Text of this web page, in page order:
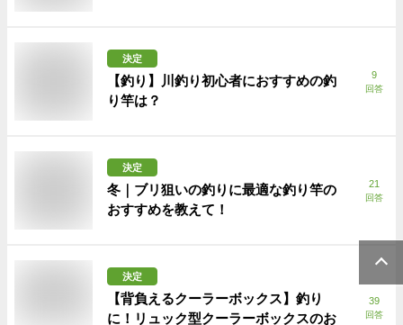
決定
【釣り】川釣り初心者におすすめの釣
り竿は？
9
回答
決定
冬｜ブリ狙いの釣りに最適な釣り竿の
おすすめを教えて！
21
回答
決定
【背負えるクーラーボックス】釣り
に！リュック型クーラーボックスのお
39
回答